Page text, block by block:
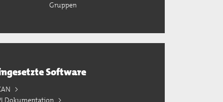
Gruppen
Software
Dokumentation